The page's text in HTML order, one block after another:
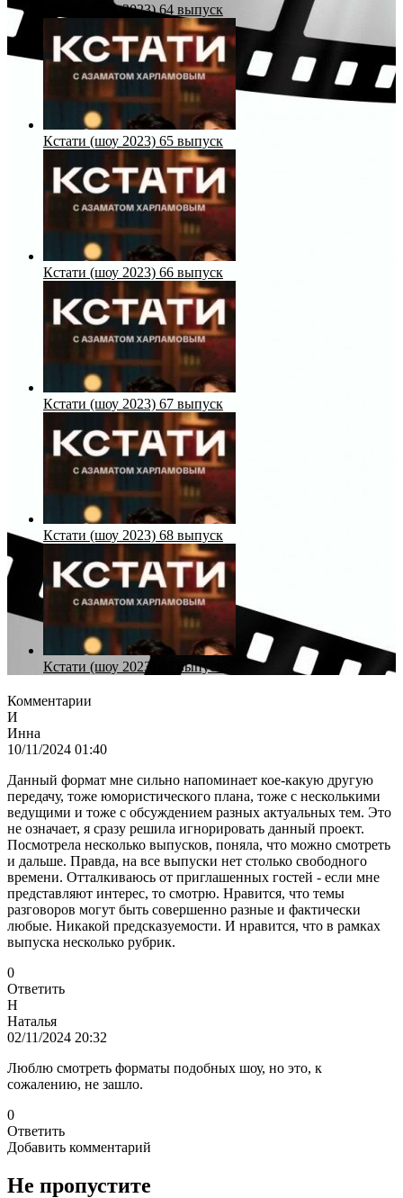
Кстати (шоу 2023) 64 выпуск
Кстати (шоу 2023) 65 выпуск
Кстати (шоу 2023) 66 выпуск
Кстати (шоу 2023) 67 выпуск
Кстати (шоу 2023) 68 выпуск
Кстати (шоу 2023) 69 выпуск
Комментарии
И
Инна
10/11/2024 01:40
Данный формат мне сильно напоминает кое-какую другую
передачу, тоже юмористического плана, тоже с несколькими
ведущими и тоже с обсуждением разных актуальных тем. Это
не означает, я сразу решила игнорировать данный проект.
Посмотрела несколько выпусков, поняла, что можно смотреть
и дальше. Правда, на все выпуски нет столько свободного
времени. Отталкиваюсь от приглашенных гостей - если мне
представляют интерес, то смотрю. Нравится, что темы
разговоров могут быть совершенно разные и фактически
любые. Никакой предсказуемости. И нравится, что в рамках
выпуска несколько рубрик.
0
Ответить
Н
Наталья
02/11/2024 20:32
Люблю смотреть форматы подобных шоу, но это, к
сожалению, не зашло.
0
Ответить
Добавить комментарий
Не пропустите